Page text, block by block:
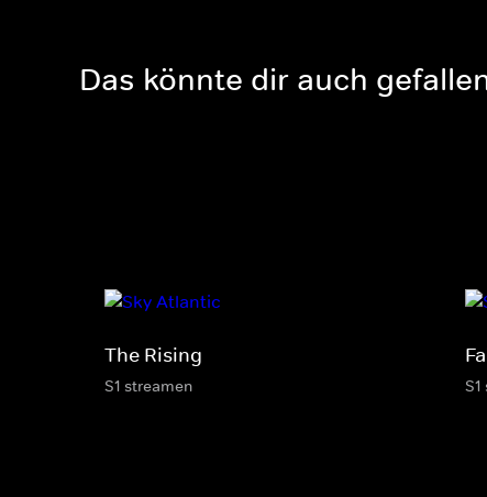
Das könnte dir auch
The Rising
S1 streamen